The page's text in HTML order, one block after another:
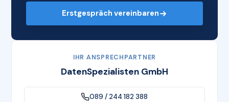
Erstgespräch vereinbaren
IHR ANSPRECHPARTNER
DatenSpezialisten GmbH
089 / 244 182 388